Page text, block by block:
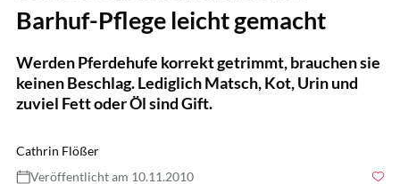
Barhuf-Pflege leicht gemacht
Werden Pferdehufe korrekt getrimmt, brauchen sie
keinen Beschlag. Lediglich Matsch, Kot, Urin und
zuviel Fett oder Öl sind Gift.
Cathrin Flößer
Veröffentlicht am 10.11.2010